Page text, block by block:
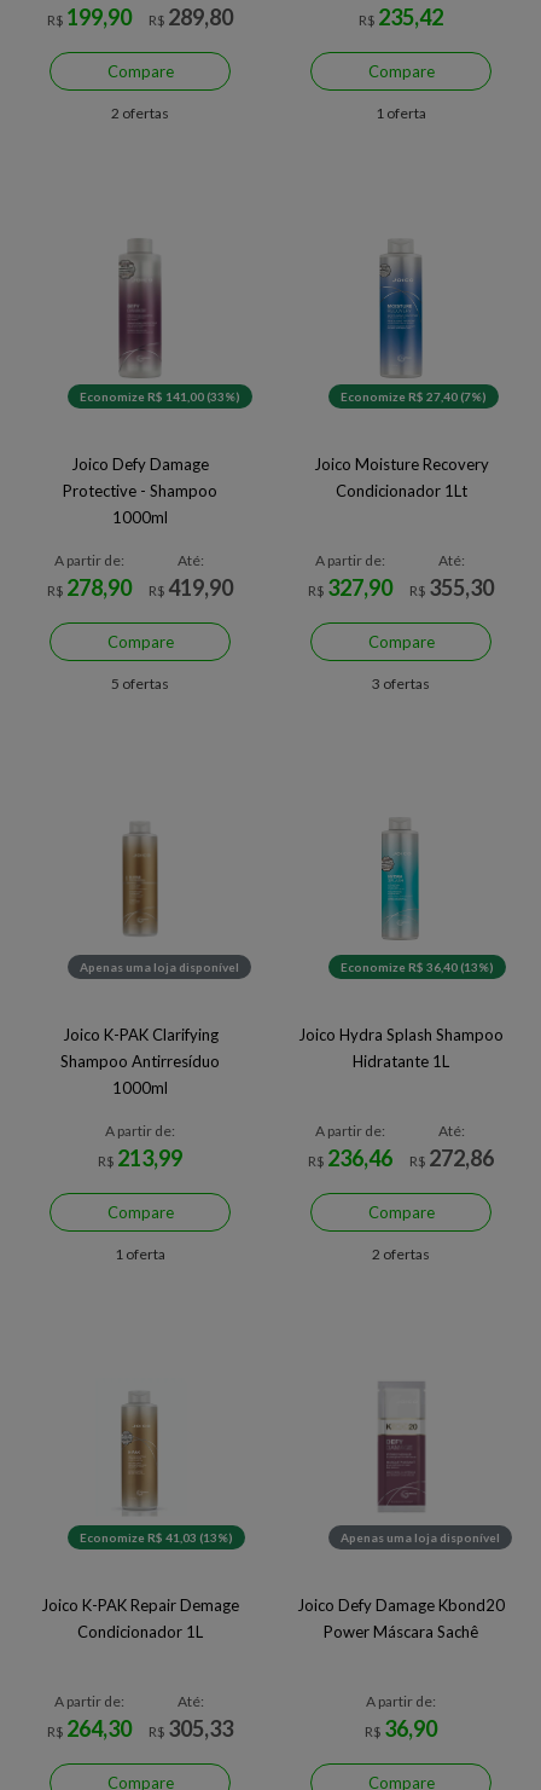
R$ 199,90
R$ 289,80
Compare
2 ofertas
R$ 235,42
Compare
1 oferta
Economize R$ 141,00 (33%)
Joico Defy Damage
Protective - Shampoo
1000ml
A partir de:
R$ 278,90
Até:
R$ 419,90
Compare
5 ofertas
Economize R$ 27,40 (7%)
Joico Moisture Recovery
Condicionador 1Lt
A partir de:
R$ 327,90
Até:
R$ 355,30
Compare
3 ofertas
Apenas uma loja disponível
Joico K-PAK Clarifying
Shampoo Antirresíduo
1000ml
A partir de:
R$ 213,99
Compare
1 oferta
Economize R$ 36,40 (13%)
Joico Hydra Splash Shampoo
Hidratante 1L
A partir de:
R$ 236,46
Até:
R$ 272,86
Compare
2 ofertas
Economize R$ 41,03 (13%)
Joico K-PAK Repair Demage
Condicionador 1L
A partir de:
R$ 264,30
Até:
R$ 305,33
Compare
Apenas uma loja disponível
Joico Defy Damage Kbond20
Power Máscara Sachê
A partir de:
R$ 36,90
Compare